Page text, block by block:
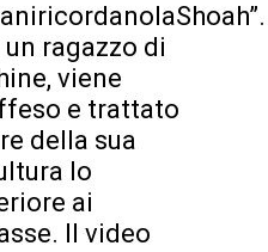
un ragazzo di
viene
e trattato
della sua
lo
ai
Il video